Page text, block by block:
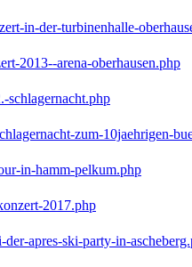
in-der-turbinenhalle-
2013--arena-oberhausen.php
schlagernacht.php
zum-10jaehrigen-
in-hamm-pelkum.php
2017.php
der-apres-ski-party-in-